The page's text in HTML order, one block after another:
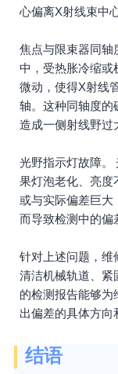
心偏离X射线束中
焦点与限束器同轴
中，受热胀冷缩或
微动，使得X射线
轴。这种同轴度的
造成一侧射线野过
光野指示灯故障。
果灯泡老化、亮度
或与实际偏差巨大
而导致检测中的偏
针对上述问题，维
清洁机械轨道、紧
的检测报告能够为
出偏差的具体方向
结语